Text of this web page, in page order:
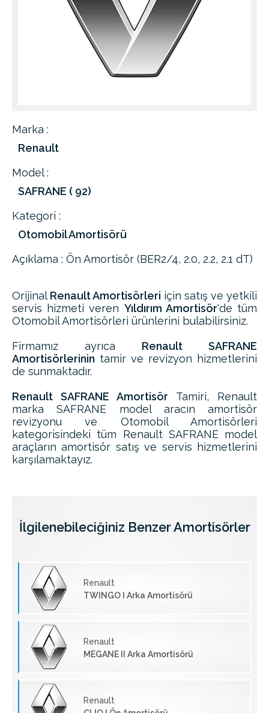
Marka :
Renault
Model :
SAFRANE ( 92)
Kategori :
Otomobil Amortisörü
Açıklama : Ön Amortisör (BER2/4, 2.0, 2.2, 2.1 dT)
Orijinal Renault Amortisörleri için satış ve yetkili
servis hizmeti veren Yıldırım Amortisör'de tüm
Otomobil Amortisörleri ürünlerini bulabilirsiniz.
Firmamız ayrıca Renault SAFRANE
Amortisörlerinin tamir ve revizyon hizmetlerini
de sunmaktadır.
Renault SAFRANE Amortisör Tamiri, Renault
marka SAFRANE model aracın amortisör
revizyonu ve Otomobil Amortisörleri
kategorisindeki tüm Renault SAFRANE model
araçların amortisör satış ve servis hizmetlerini
karşılamaktayız.
İlgilenebileciğiniz Benzer Amortisörler
Renault
TWINGO I Arka Amortisörü
Renault
MEGANE II Arka Amortisörü
Renault